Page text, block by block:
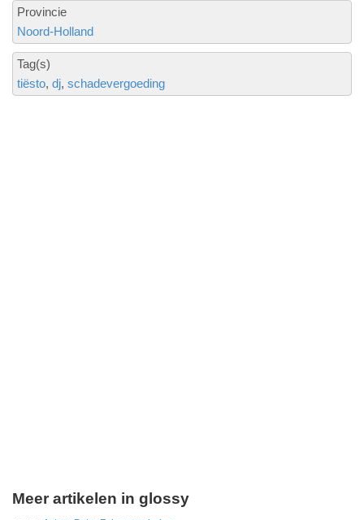
Provincie
Noord-Holland
Tag(s)
tiësto dj schadevergoeding
Meer artikelen in glossy